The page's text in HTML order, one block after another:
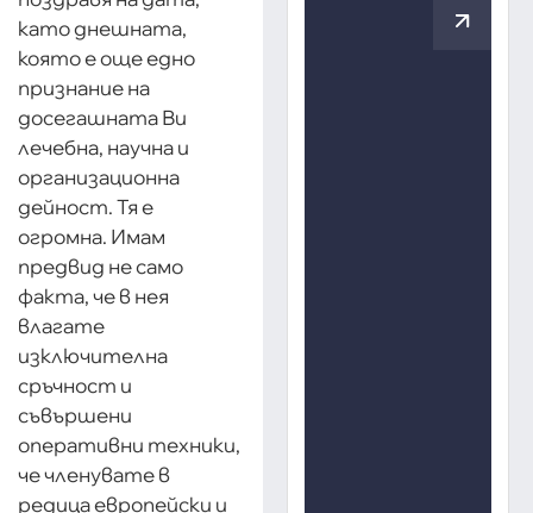
като днешната,
която e още едно
признание на
досегашната Ви
лечебна, научна и
организационна
дейност. Тя е
огромна. Имам
предвид не само
факта, че в нея
влагате
изключителна
сръчност и
съвършени
оперативни техники,
че членувате в
редица европейски и